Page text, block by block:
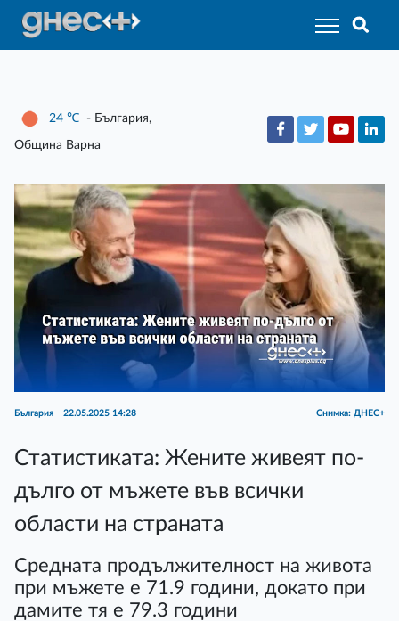
24 ℃ - България,
Община Варна
България 22.05.2025 14:28 Снимка: ДНЕС+
Статистиката: Жените живеят по-
дълго от мъжете във всички
области на страната
Средната продължителност на живота
при мъжете е 71.9 години, докато при
дамите тя е 79.3 години